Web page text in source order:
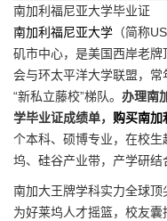
南加利福尼亚大学毕业证
南加利福尼亚大学 （简称
矶市中心，是美国西岸老
会与环太平洋大学联盟，
“新私立藤校”梯队。 办理南
学毕业证成绩单， 购买南加
个本科、硕博专业，在校
坞、硅谷产业带，产学研结
南加大王牌学科实力全球
为好莱坞人才摇篮，校友